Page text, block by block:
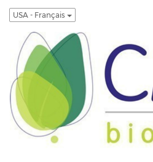
USA - Français